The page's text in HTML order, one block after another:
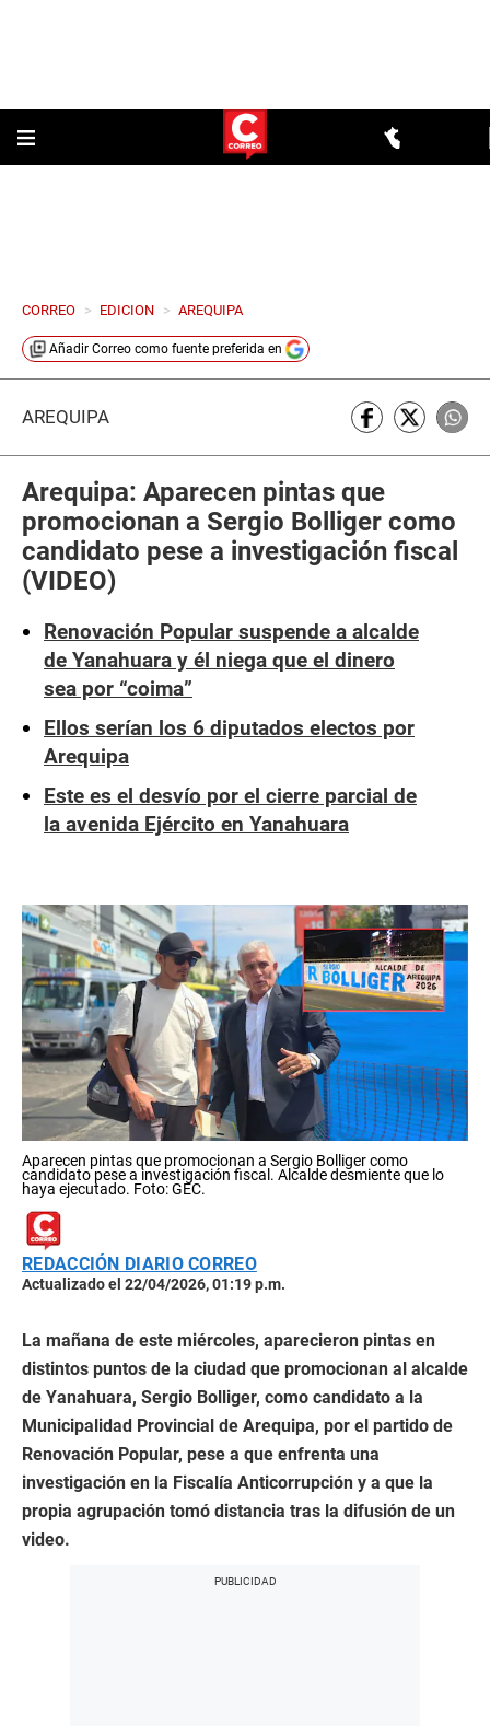
CORREO > EDICION > AREQUIPA
Añadir Correo como fuente preferida en
AREQUIPA
Arequipa: Aparecen pintas que
promocionan a Sergio Bolliger como
candidato pese a investigación fiscal
(VIDEO)
Renovación Popular suspende a alcalde
de Yanahuara y él niega que el dinero
sea por “coima”
Ellos serían los 6 diputados electos por
Arequipa
Este es el desvío por el cierre parcial de
la avenida Ejército en Yanahuara
Aparecen pintas que promocionan a Sergio Bolliger como
candidato pese a investigación fiscal. Alcalde desmiente que lo
haya ejecutado. Foto: GEC.
REDACCIÓN DIARIO CORREO
Actualizado el 22/04/2026, 01:19 p.m.
La mañana de este miércoles, aparecieron pintas en
distintos puntos de la ciudad que promocionan al alcalde
de Yanahuara, Sergio Bolliger, como candidato a la
Municipalidad Provincial de Arequipa, por el partido de
Renovación Popular, pese a que enfrenta una
investigación en la Fiscalía Anticorrupción y a que la
propia agrupación tomó distancia tras la difusión de un
video.